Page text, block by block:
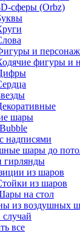
сферы (Orbz)
и
фигуры и
шары
надписями
шары до
гирлянды
из шаров
из шаров
на стол
из воздушных
все